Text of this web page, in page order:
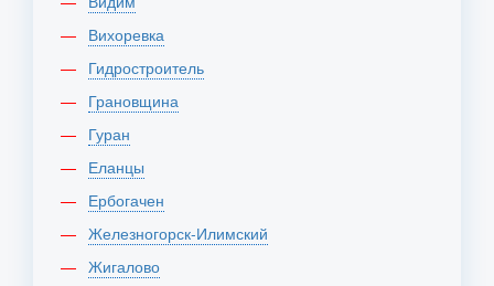
Вихоревка
Гидростроитель
Грановщина
Гуран
Еланцы
Ербогачен
Железногорск-Илимский
Жигалово